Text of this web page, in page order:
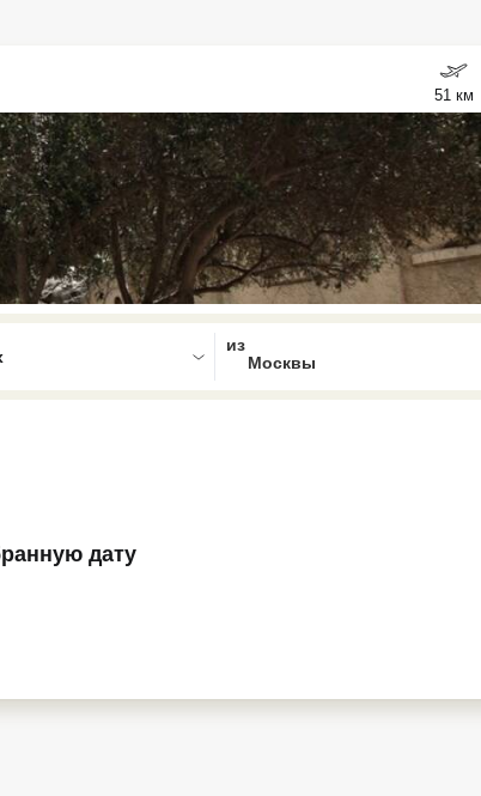
51 км
Select is focused , press Down to open the menu,
дату